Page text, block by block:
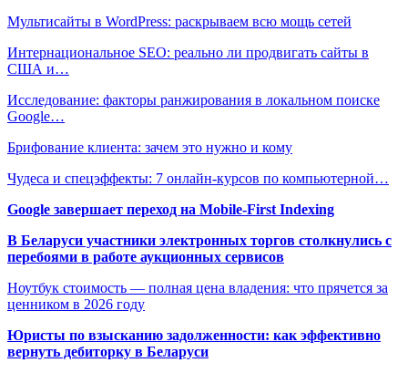
Мультисайты в WordPress: раскрываем всю мощь сетей
Интернациональное SEO: реально ли продвигать сайты в
США и…
Исследование: факторы ранжирования в локальном поиске
Google…
Брифование клиента: зачем это нужно и кому
Чудеса и спецэффекты: 7 онлайн-курсов по компьютерной…
Google завершает переход на Mobile-First Indexing
В Беларуси участники электронных торгов столкнулись с
перебоями в работе аукционных сервисов
Ноутбук стоимость — полная цена владения: что прячется за
ценником в 2026 году
Юристы по взысканию задолженности: как эффективно
вернуть дебиторку в Беларуси